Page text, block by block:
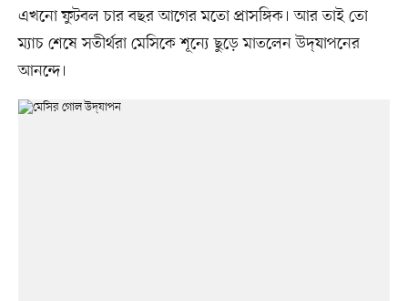
এখনো ফুটবল চার বছর আগের মতো প্রাসঙ্গিক। আর তাই তো
ম্যাচ শেষে সতীর্থরা মেসিকে শূন্যে ছুড়ে মাতলেন উদ্‌যাপনের
আনন্দে।